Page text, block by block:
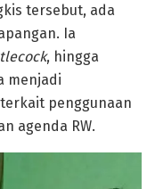
tersebut, ada
Ia
, hingga
menjadi
penggunaan
agenda RW.